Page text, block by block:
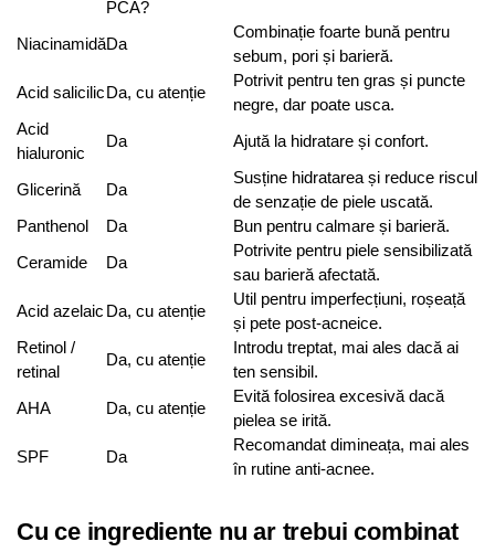
PCA?
NiacinamidăDa
Combinație foarte bună pentru
sebum, pori și barieră.
Acid salicilic Da, cu atenție
Potrivit pentru ten gras și puncte
negre, dar poate usca.
Acid
hialuronic
Da Ajută la hidratare și confort.
Glicerină Da
Susține hidratarea și reduce riscul
de senzație de piele uscată.
Panthenol
Da
Bun pentru calmare și barieră.
Ceramide
Da
Potrivite pentru piele sensibilizată
sau barieră afectată.
Acid azelaic Da, cu atenție
Util pentru imperfecțiuni, roșeață
și pete post-acneice.
Retinol /
retinal
Da, cu atenție
Introdu treptat, mai ales dacă ai
ten sensibil.
AHA
Da, cu atenție
Evită folosirea excesivă dacă
pielea se irită.
SPF
Da
Recomandat dimineața, mai ales
în rutine anti-acnee.
Cu ce ingrediente nu ar trebui combinat